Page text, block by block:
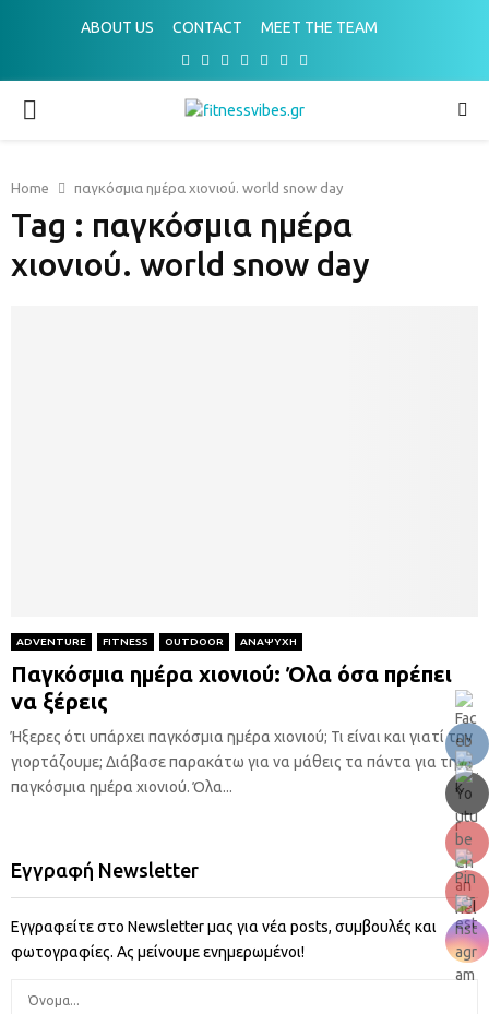
ABOUT US CONTACT
MEET THE TEAM
Facebook
TwitterInstagram
Pinterest
Youtube
Email
PRIMARY
Home παγκόσμια ημέρα χιονιού. world snow day
Tag : παγκόσμια ημέρα
χιονιού. world snow day
ADVENTURE FITNESS OUTDOOR ΑΝΑΨΥΧΗ
Παγκόσμια ημέρα χιονιού: Όλα όσα πρέπει
να ξέρεις
Ήξερες ότι υπάρχει παγκόσμια ημέρα χιονιού; Τι είναι και γιατί την
γιορτάζουμε; Διάβασε παρακάτω για να μάθεις τα πάντα για την
παγκόσμια ημέρα χιονιού. Όλα...
Εγγραφή Newsletter
Εγγραφείτε στο Newsletter μας για νέα posts, συμβουλές και
φωτογραφίες. Ας μείνουμε ενημερωμένοι!